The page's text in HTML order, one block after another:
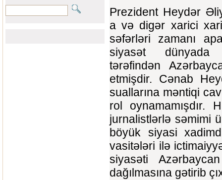
Prezident Heydər
a və digər xarici
səfərləri zamanı
siyasət dünyada
tərəfindən
etmişdir. Cənab
suallarına məntiqi
rol oynamamışdır.
jurnalistlərlə səmimi
böyük siyasi
vasitələri ilə
siyasəti
dağılmasına gətirib